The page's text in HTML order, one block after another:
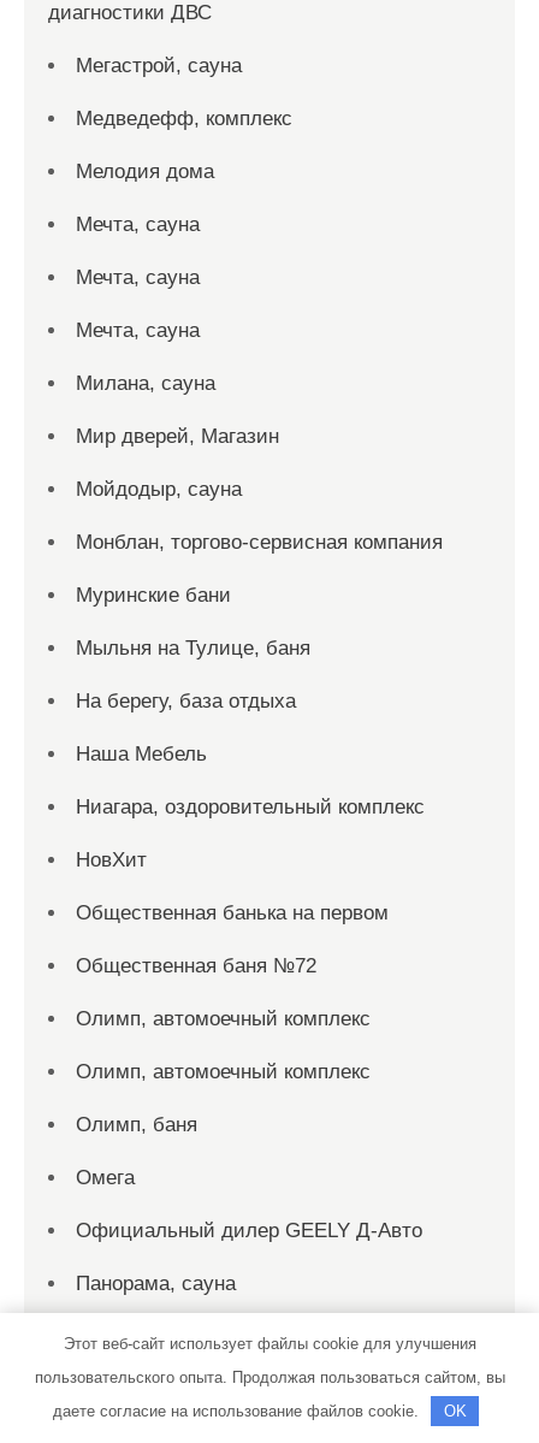
диагностики ДВС
Мегастрой, сауна
Медведефф, комплекс
Мелодия дома
Мечта, сауна
Мечта, сауна
Мечта, сауна
Милана, сауна
Мир дверей, Магазин
Мойдодыр, сауна
Монблан, торгово-сервисная компания
Муринские бани
Мыльня на Тулице, баня
На берегу, база отдыха
Наша Мебель
Ниагара, оздоровительный комплекс
НовХит
Общественная банька на первом
Общественная баня №72
Олимп, автомоечный комплекс
Олимп, автомоечный комплекс
Олимп, баня
Омега
Официальный дилер GEELY Д-Авто
Панорама, сауна
Петровские бани, Сауна Бабушкин парк
Пилот, автокомплекс
Этот веб-сайт использует файлы cookie для улучшения
пользовательского опыта. Продолжая пользоваться сайтом, вы
даете согласие на использование файлов cookie.
OK